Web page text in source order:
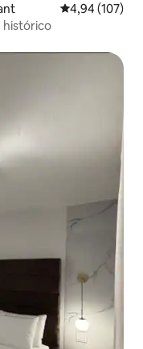
4,94 de uma
4,94 (107)
histórico